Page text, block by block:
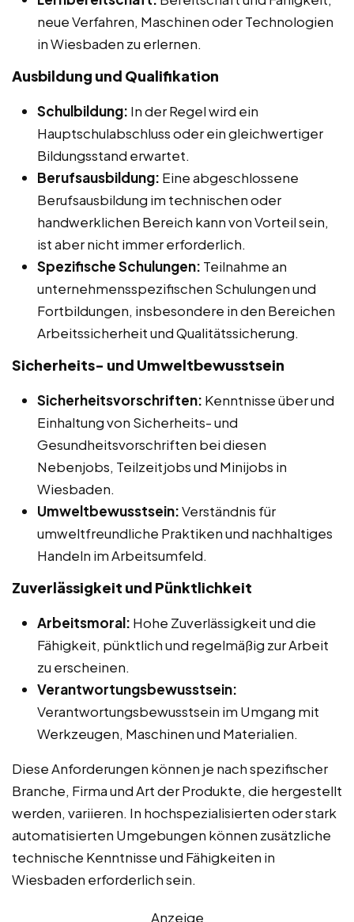
neue Verfahren, Maschinen oder Technologien
in Wiesbaden zu erlernen.
Ausbildung und Qualifikation
Schulbildung: In der Regel wird ein
Hauptschulabschluss oder ein gleichwertiger
Bildungsstand erwartet.
Berufsausbildung: Eine abgeschlossene
Berufsausbildung im technischen oder
handwerklichen Bereich kann von Vorteil sein,
ist aber nicht immer erforderlich.
Spezifische Schulungen: Teilnahme an
unternehmensspezifischen Schulungen und
Fortbildungen, insbesondere in den Bereichen
Arbeitssicherheit und Qualitätssicherung.
Sicherheits- und Umweltbewusstsein
Sicherheitsvorschriften: Kenntnisse über und
Einhaltung von Sicherheits- und
Gesundheitsvorschriften bei diesen
Nebenjobs, Teilzeitjobs und Minijobs in
Wiesbaden.
Umweltbewusstsein:Verständnis für
umweltfreundliche Praktiken und nachhaltiges
Handeln im Arbeitsumfeld.
Zuverlässigkeit und Pünktlichkeit
Arbeitsmoral: Hohe Zuverlässigkeit und die
Fähigkeit, pünktlich und regelmäßig zur Arbeit
zu erscheinen.
Verantwortungsbewusstsein:
Verantwortungsbewusstsein im Umgang mit
Werkzeugen, Maschinen und Materialien.
Diese Anforderungen können je nach spezifischer
Branche, Firma und Art der Produkte, die hergestellt
werden, variieren. In hochspezialisierten oder stark
automatisierten Umgebungen können zusätzliche
technische Kenntnisse und Fähigkeiten in
Wiesbaden erforderlich sein.
Anzeige